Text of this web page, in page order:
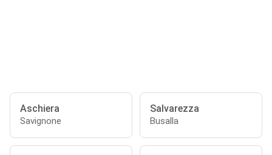
Aschiera
Savignone
Salvarezza
Busalla